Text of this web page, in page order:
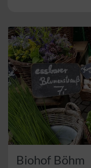
Biohof Böhm